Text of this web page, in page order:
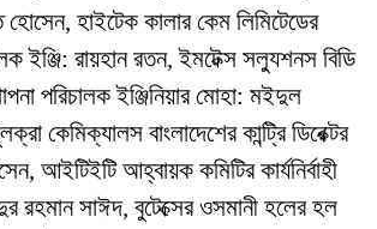
হাইটেক কালার কেম লিমিটেডের
ইঞ্জি: রায়হান রতন, ইমটেক্স সল্যুশনস বিডি
পরিচালক ইঞ্জিনিয়ার মোহা: মইদুল
কেমিক্যালস বাংলাদেশের কান্ট্রি ডিরেক্টর
আইটিইটি আহ্বায়ক কমিটির কার্যনির্বাহী
রহমান সাঈদ, বুটেক্সের ওসমানী হলের হল